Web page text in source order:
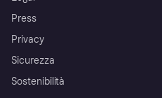
Press
Privacy
Sicurezza
Sostenibilità